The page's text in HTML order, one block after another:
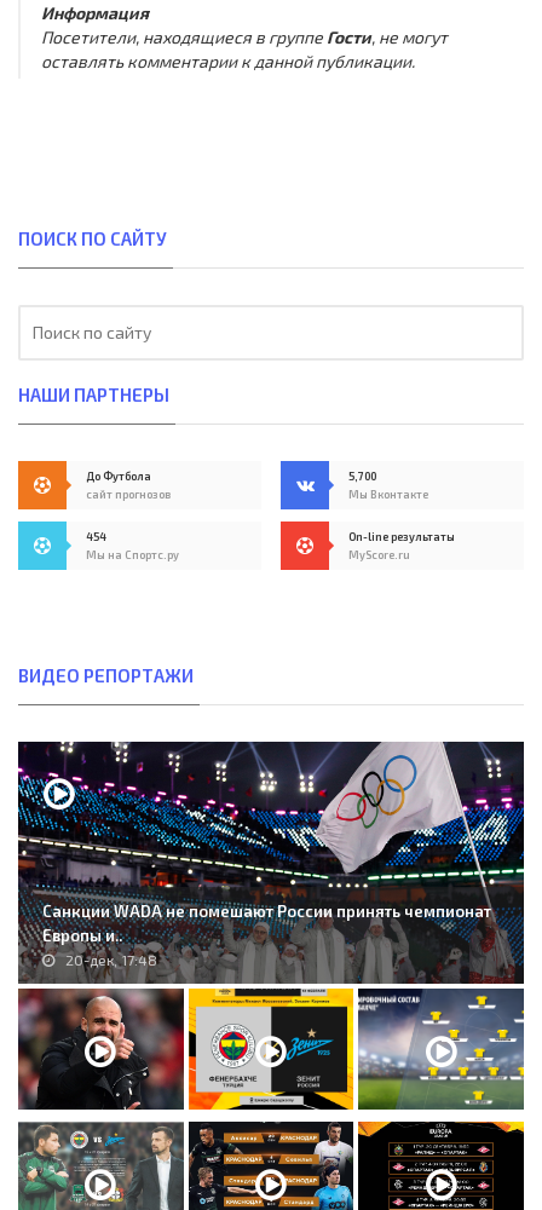
Информация
Посетители, находящиеся в группе Гости, не могут
оставлять комментарии к данной публикации.
ПОИСК ПО САЙТУ
НАШИ ПАРТНЕРЫ
До Футбола
сайт прогнозов
5,700
Мы Вконтакте
454
Мы на Спортс.ру
On-line результаты
MyScore.ru
ВИДЕО РЕПОРТАЖИ
Санкции WADA не помешают России принять чемпионат
Европы и..
20-дек, 17:48